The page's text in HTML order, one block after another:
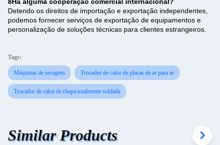
Detendo os direitos de importação e exportação independentes,
podemos fornecer serviços de exportação de equipamentos e
personalização de soluções técnicas para clientes estrangeiros.
Tags:
Máquinas de secagem Trocador de calor de placas de ar para ar
Trocador de calor de chapa totalmente soldada
Similar Products